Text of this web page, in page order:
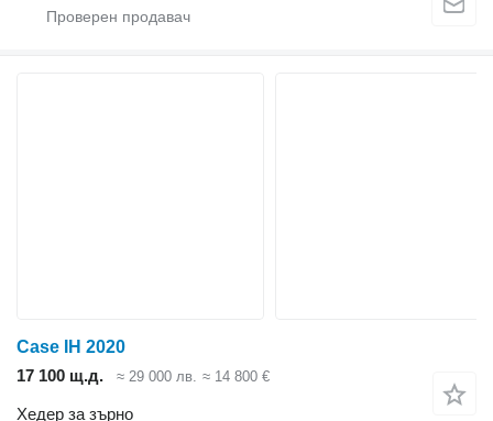
Case IH 2020
17 100 щ.д.
≈ 29 000 лв. ≈ 14 800 €
Хедер за зърно